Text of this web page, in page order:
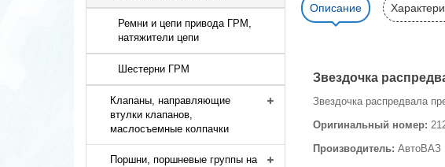
Ремни и цепи привода ГРМ,
натяжители цепи
Шестерни ГРМ
Клапаны, направляющие
втулки клапанов,
маслосъемные колпачки
Поршни, поршневые группы на
Описание
Звездочка
Звездочка распредвала
Оригинальный номер:
Производитель: АвтоВАЗ